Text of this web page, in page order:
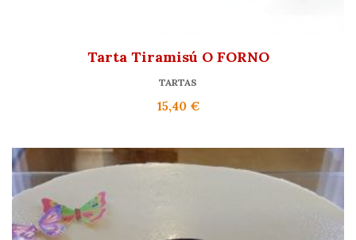
Tarta Tiramisú O FORNO
TARTAS
15,40 €